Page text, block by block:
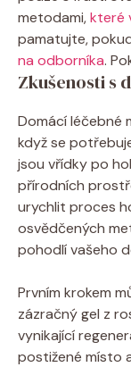
metodami,které
pamatujte,
na odborníka.
Zkušenosti s
Domácí léčebné
když se
jsou vřídky po
přírodních
urychlit proces
osvědčených
pohodlí vašeho
Prvním krokem
zázračný gel z
vynikající
postižené místo